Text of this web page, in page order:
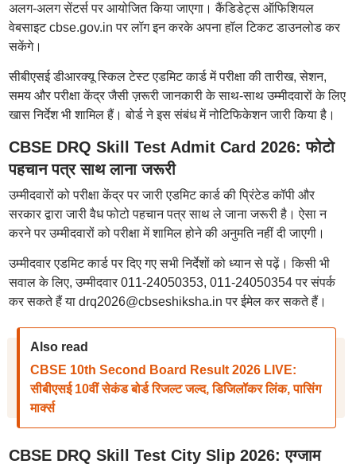
अलग-अलग सेंटर्स पर आयोजित किया जाएगा। कैंडिडेट्स ऑफिशियल
वेबसाइट cbse.gov.in पर लॉग इन करके अपना हॉल टिकट डाउनलोड कर
सकेंगे।
सीबीएसई डीआरक्यू स्किल टेस्ट एडमिट कार्ड में परीक्षा की तारीख, सेशन,
समय और परीक्षा केंद्र जैसी ज़रूरी जानकारी के साथ-साथ उम्मीदवारों के लिए
खास निर्देश भी शामिल हैं। बोर्ड ने इस संबंध में नोटिफिकेशन जारी किया है।
CBSE DRQ Skill Test Admit Card 2026: फोटो
पहचान पत्र साथ लाना जरूरी
उम्मीदवारों को परीक्षा केंद्र पर जारी एडमिट कार्ड की प्रिंटेड कॉपी और
सरकार द्वारा जारी वैध फोटो पहचान पत्र साथ ले जाना जरूरी है। ऐसा न
करने पर उम्मीदवारों को परीक्षा में शामिल होने की अनुमति नहीं दी जाएगी।
उम्मीदवार एडमिट कार्ड पर दिए गए सभी निर्देशों को ध्यान से पढ़ें। किसी भी
सवाल के लिए, उम्मीदवार 011-24050353, 011-24050354 पर संपर्क
कर सकते हैं या drq2026@cbseshiksha.in पर ईमेल कर सकते हैं।
Also read
CBSE 10th Second Board Result 2026 LIVE:
सीबीएसई 10वीं सेकंड बोर्ड रिजल्ट जल्द, डिजिलॉकर लिंक, पासिंग
मार्क्स
CBSE DRQ Skill Test City Slip 2026: एग्जाम